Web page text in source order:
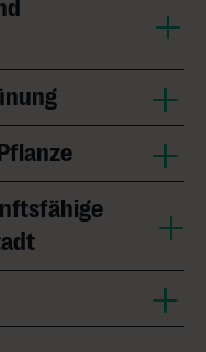
Stadt